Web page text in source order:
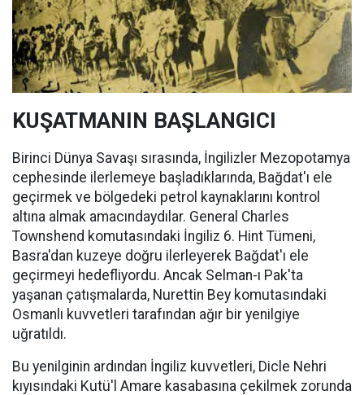
KUŞATMANIN BAŞLANGICI
Birinci Dünya Savaşı sırasında, İngilizler Mezopotamya
cephesinde ilerlemeye başladıklarında, Bağdat'ı ele
geçirmek ve bölgedeki petrol kaynaklarını kontrol
altına almak amacındaydılar. General Charles
Townshend komutasındaki İngiliz 6. Hint Tümeni,
Basra'dan kuzeye doğru ilerleyerek Bağdat'ı ele
geçirmeyi hedefliyordu. Ancak Selman-ı Pak'ta
yaşanan çatışmalarda, Nurettin Bey komutasındaki
Osmanlı kuvvetleri tarafından ağır bir yenilgiye
uğratıldı.
Bu yenilginin ardından İngiliz kuvvetleri, Dicle Nehri
kıyısındaki Kutü'l Amare kasabasına çekilmek zorunda